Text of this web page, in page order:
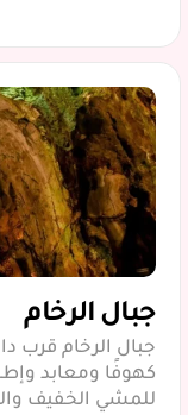
جبال الرخام
جبال الرخام قرب
كهوفًا ومعابد
للمشي الخفيف